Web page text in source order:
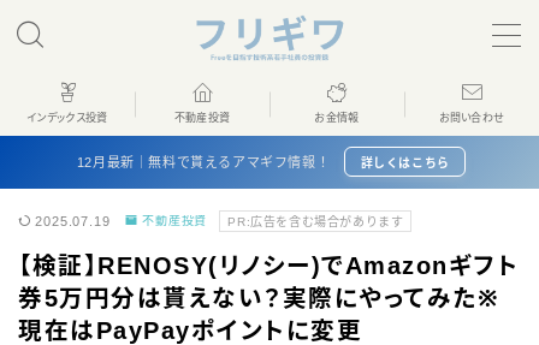
MENU
ホーム
インデックス投資
不動産投資
インデックス投資 不動産投資 お金情報 お問い合わせ
12月最新｜無料で貰えるアマギフ情報！ 詳しくはこちら
2025.07.19 不動産投資 PR:広告を含む場合があります
【検証】RENOSY(リノシー)でAmazonギフト
券5万円分は貰えない？実際にやってみた※
現在はPayPayポイントに変更